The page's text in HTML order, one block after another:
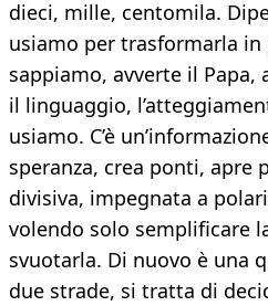
dieci, mille, centomila.
usiamo per trasformarla
sappiamo, avverte il Papa,
il linguaggio,
usiamo. C’è
speranza, crea ponti, apre
divisiva, impegnata a
volendo solo semplificare
svuotarla. Di nuovo è una
due strade, si tratta di